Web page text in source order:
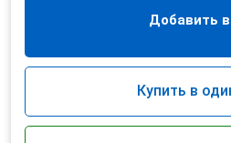
Добавить в
Купить в